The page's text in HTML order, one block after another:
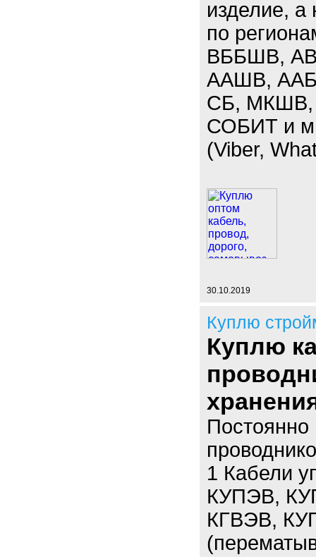
изделие,
по
ВББШВ,
ААШВ,
СБ, МКШВ,
СОБИТ и
(Viber,
30.10.2019
Куплю
Куплю
Постоянно
1 Кабели
КУПЭВ,
КГВЭВ,